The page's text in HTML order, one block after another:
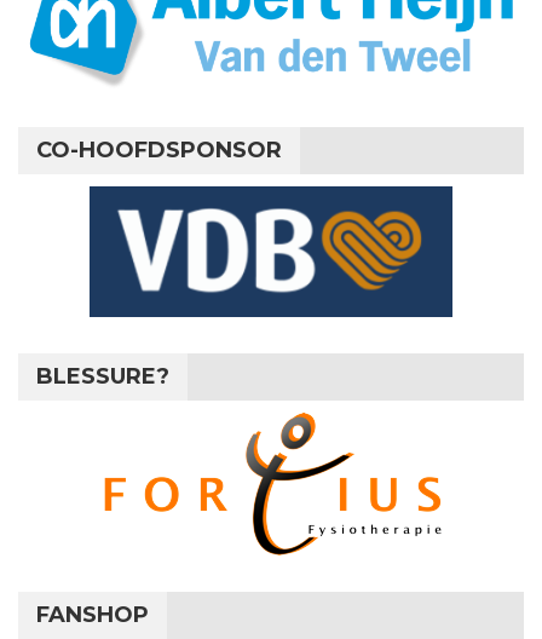
CO-HOOFDSPONSOR
BLESSURE?
FANSHOP